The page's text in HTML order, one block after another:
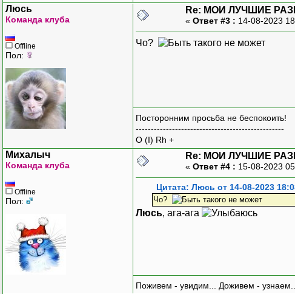
Люсь
Команда клуба
Offline
Пол:
Re: МОИ ЛУЧШИЕ
« Ответ #3 : 14-08-2023
Чо?
Посторонним просьба не беспокоить!
-------------------------------------------------
O (I) Rh +
Михалыч
Команда клуба
Offline
Пол:
Re: МОИ ЛУЧШИЕ
« Ответ #4 : 15-08-2023
Цитата: Люсь от 14-08-2023
Чо?
Люсь, ага-ага
Поживем - увидим... Доживем -